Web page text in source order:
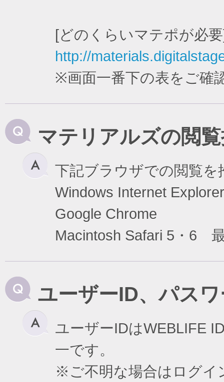
[どのくらいマテポが必
http://
※画面一番下の表をご確
マテリアルズの閲
下記ブラウザでの閲覧を
Windows Internet
Google Chrome
Macintosh Safari 5・6
ユーザーID、パス
ユーザーIDはWEBLIFE
一です。
※ご不明な場合はログイ